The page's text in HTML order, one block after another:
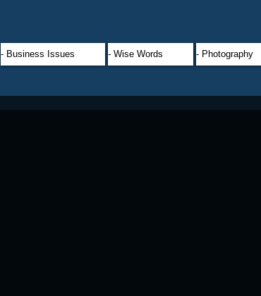
- Business Issues - Wise Words - Photography